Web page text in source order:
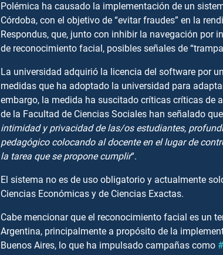
Polémica ha causado la implementación de un
Córdoba, con el objetivo de “evitar fraudes” en la
Respondus, que, junto con inhibir la navegación por
de reconocimiento facial, posibles señales de
La universidad adquirió la licencia del software por
medidas que ha adoptado la universidad para
embargo, la medida ha suscitado críticas críticas de
de la Facultad de Ciencias Sociales han señalado
intimidad y privacidad de las/os estudiantes,
pedagógico colocando al docente en el lugar de
la tarea que se propone cumplir“.
El sistema no es de uso obligatorio y actualmente
Ciencias Económicas y de Ciencias Exactas.
Cabe mencionar que el reconocimiento facial es un
Argentina, principalmente a propósito de la
Buenos Aires, lo que ha impulsado campañas como